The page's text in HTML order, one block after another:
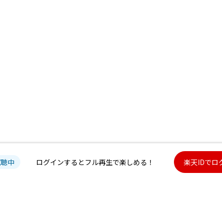
中 ログインするとフル再生で楽しめる！ 楽天IDでロ